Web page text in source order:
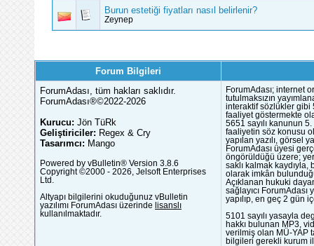
Burun estetiği fiyatları nasıl belirlenir?
Zeynep
Forum Bilgileri
ForumAdası, tüm hakları saklıdır.
ForumAdası®©2022-2026
Kurucu: Jön TüRk
Geliştiriciler: Regex & Cry
Tasarımcı: Mango
Powered by vBulletin® Version 3.8.6
Copyright ©2000 - 2026, Jelsoft Enterprises
Ltd.
Altyapı bilgilerini okuduğunuz vBulletin
yazılımı ForumAdası üzerinde lisanslı
kullanılmaktadır.
ForumAdası; internet
tutulmaksızın
interaktif sözlükler gibi
faaliyet göstermekte
5651 sayılı kanunun
faaliyetin söz konusu
yapılan yazılı, görsel
ForumAdası üyesi
öngörüldüğü üzere;
saklı kalmak
olarak imkân
Açıklanan hukuki
sağlayıcı
yapılıp, en geç 2 gün
5101 sayılı yasayla
hakkı bulunan MP3,
verilmiş olan MÜ-YAP
bilgileri gerekli kurum